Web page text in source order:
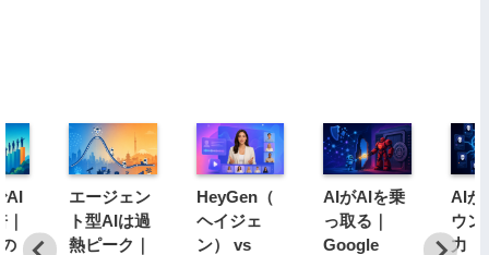
AI
エージェン
ト型AIは過
熱ピーク｜
HeyGen（
ヘイジェ
ン） vs
AIがAIを乗
っ取る｜
Google
AIが
ウン
力｜